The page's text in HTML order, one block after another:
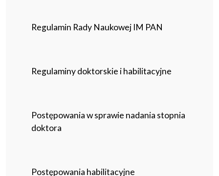
Regulamin Rady Naukowej IM PAN
Regulaminy doktorskie i habilitacyjne
Postępowania w sprawie nadania stopnia
doktora
Postępowania habilitacyjne